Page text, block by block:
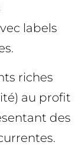
labels
riches
au profit
des